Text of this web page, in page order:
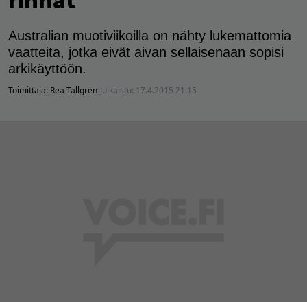
Australian muotiviikoilla on nähty lukemattomia
vaatteita, jotka eivät aivan sellaisenaan sopisi
arkikäyttöön.
Toimittaja: Rea Tallgren Julkaistu: 17.4.2015 21:15